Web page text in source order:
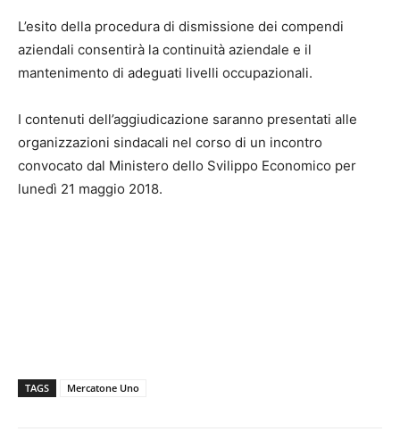
L’esito della procedura di dismissione dei compendi
aziendali consentirà la continuità aziendale e il
mantenimento di adeguati livelli occupazionali.
I contenuti dell’aggiudicazione saranno presentati alle
organizzazioni sindacali nel corso di un incontro
convocato dal Ministero dello Svilippo Economico per
lunedì 21 maggio 2018.
TAGS Mercatone Uno